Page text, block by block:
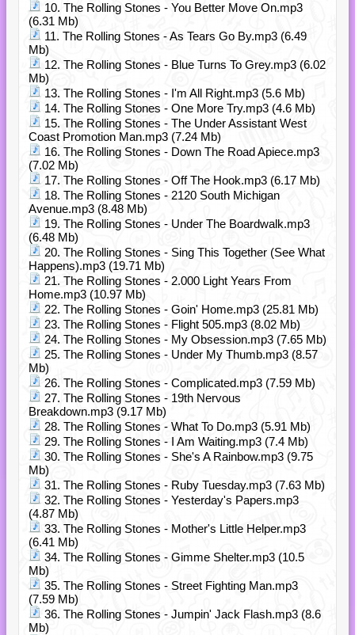
10. The Rolling Stones - You Better Move On.mp3
(6.31 Mb)
11. The Rolling Stones - As Tears Go By.mp3 (6.49
Mb)
12. The Rolling Stones - Blue Turns To Grey.mp3 (6.02
Mb)
13. The Rolling Stones - I'm All Right.mp3 (5.6 Mb)
14. The Rolling Stones - One More Try.mp3 (4.6 Mb)
15. The Rolling Stones - The Under Assistant West
Coast Promotion Man.mp3 (7.24 Mb)
16. The Rolling Stones - Down The Road Apiece.mp3
(7.02 Mb)
17. The Rolling Stones - Off The Hook.mp3 (6.17 Mb)
18. The Rolling Stones - 2120 South Michigan
Avenue.mp3 (8.48 Mb)
19. The Rolling Stones - Under The Boardwalk.mp3
(6.48 Mb)
20. The Rolling Stones - Sing This Together (See What
Happens).mp3 (19.71 Mb)
21. The Rolling Stones - 2.000 Light Years From
Home.mp3 (10.97 Mb)
22. The Rolling Stones - Goin' Home.mp3 (25.81 Mb)
23. The Rolling Stones - Flight 505.mp3 (8.02 Mb)
24. The Rolling Stones - My Obsession.mp3 (7.65 Mb)
25. The Rolling Stones - Under My Thumb.mp3 (8.57
Mb)
26. The Rolling Stones - Complicated.mp3 (7.59 Mb)
27. The Rolling Stones - 19th Nervous
Breakdown.mp3 (9.17 Mb)
28. The Rolling Stones - What To Do.mp3 (5.91 Mb)
29. The Rolling Stones - I Am Waiting.mp3 (7.4 Mb)
30. The Rolling Stones - She's A Rainbow.mp3 (9.75
Mb)
31. The Rolling Stones - Ruby Tuesday.mp3 (7.63 Mb)
32. The Rolling Stones - Yesterday's Papers.mp3
(4.87 Mb)
33. The Rolling Stones - Mother's Little Helper.mp3
(6.41 Mb)
34. The Rolling Stones - Gimme Shelter.mp3 (10.5
Mb)
35. The Rolling Stones - Street Fighting Man.mp3
(7.59 Mb)
36. The Rolling Stones - Jumpin' Jack Flash.mp3 (8.6
Mb)